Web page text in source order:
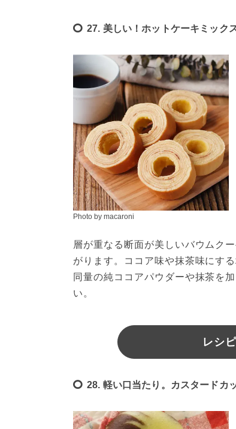
27. 美しい！ホットケーキミック
Photo by macaroni
層が重なる断面が美しいバウムク
がります。ココア味や抹茶味にす
同量の純ココアパウダーや抹茶を
い。
レシ
28. 軽い口当たり。カスタードカ